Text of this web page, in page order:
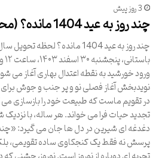
3 روز پیش
چند روز به عید 1404 مانده؟ (محاسبه دقیق تا نوروز)
نویدبخش آغاز فصلی نو و پر جنب و جوش
در تقویم ماست که طبیعت خود را بازسازی می
تجدید حیات فرا می خواند. هر ساله، با نزدیک
دغدغه ای شیرین در دل ها جان می گیرد:
پرسش نه فقط یک کنجکاوی ساده تقویمی،